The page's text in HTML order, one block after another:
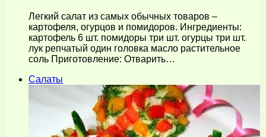
Легкий салат из самых обычных товаров –
картофеля, огурцов и помидоров. Ингредиенты:
картофель 6 шт. помидоры три шт. огурцы три шт.
лук репчатый один головка масло растительное
соль Приготовление: Отварить…
Салаты